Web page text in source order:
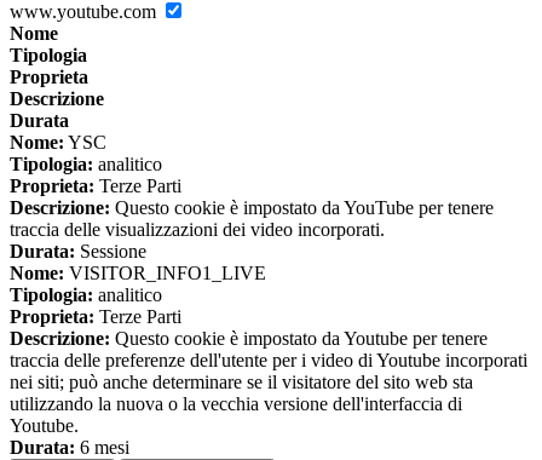
www.youtube.com
Nome
Tipologia
Proprieta
Descrizione
Durata
Nome: YSC
Tipologia: analitico
Proprieta: Terze Parti
Descrizione: Questo cookie è impostato da YouTube per tenere
traccia delle visualizzazioni dei video incorporati.
Durata: Sessione
Nome: VISITOR_INFO1_LIVE
Tipologia: analitico
Proprieta: Terze Parti
Descrizione: Questo cookie è impostato da Youtube per tenere
traccia delle preferenze dell'utente per i video di Youtube incorporati
nei siti; può anche determinare se il visitatore del sito web sta
utilizzando la nuova o la vecchia versione dell'interfaccia di
Youtube.
Durata: 6 mesi